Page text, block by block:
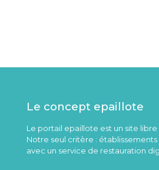
Le concept epaillote
Le portail epaillote est un site
Notre seul critère :
avec un service de restauration